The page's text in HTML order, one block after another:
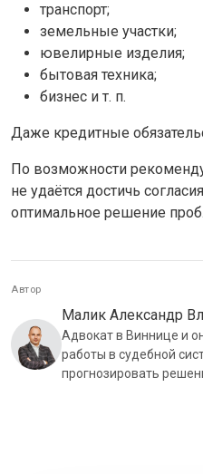
транспорт;
земельные участки;
ювелирные изделия;
бытовая техника;
бизнес и т. п.
Даже кредитные
По возможности
не удаётся достичь
оптимальное решение
Автор
Малик Александр
Адвокат в Виннице и
работы в судебной
прогнозировать